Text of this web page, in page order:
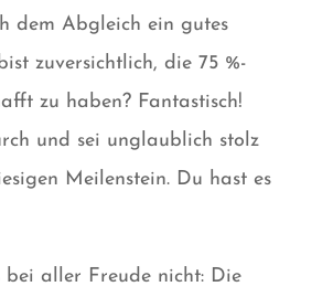
dem Abgleich ein gutes
zuversichtlich, die 75 %-
zu haben? Fantastisch!
und sei unglaublich stolz
Meilenstein. Du hast es
bei aller Freude nicht: Die